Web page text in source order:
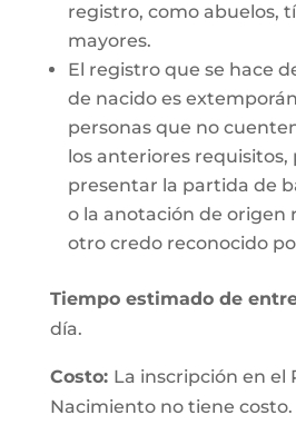
registro, como abuelos,
mayores.
El registro que se hace
de nacido es
personas que no
los anteriores requisitos,
presentar la partida de
o la anotación de origen
otro credo reconocido
Tiempo estimado de
día.
Costo: La inscripción en el
Nacimiento no tiene